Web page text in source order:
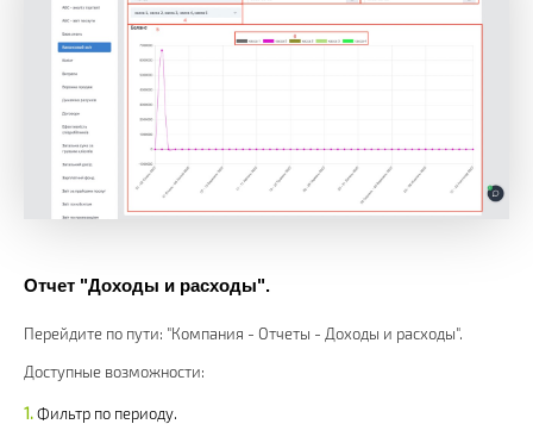
Отчет "Доходы и расходы".
Перейдите по пути: "Компания - Отчеты - Доходы и расходы".
Доступные возможности:
Фильтр по периоду.